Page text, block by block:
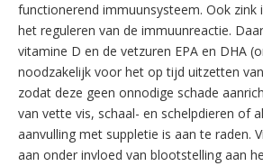
functionerend immuunsysteem. Ook zink
het reguleren van de immuunreactie.
vitamine D en de vetzuren EPA en DHA
noodzakelijk voor het op tijd uitzetten
zodat deze geen onnodige schade
van vette vis, schaal- en schelpdieren of
aanvulling met suppletie is aan te raden.
aan onder invloed van blootstelling aan